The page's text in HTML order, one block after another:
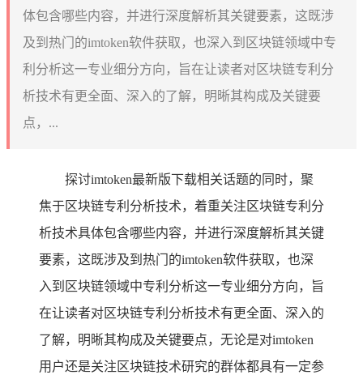
体包含哪些内容，并进行深度解析其关键要素，这既涉
及到热门的imtoken软件获取，也深入到区块链领域中专
利分析这一专业细分方向，旨在让读者对区块链专利分
析技术有更全面、深入的了解，明晰其构成及关键要
点，...
探讨imtoken最新版下载相关话题的同时，聚
焦于区块链专利分析技术，着重关注区块链专利分
析技术具体包含哪些内容，并进行深度解析其关键
要素，这既涉及到热门的imtoken软件获取，也深
入到区块链领域中专利分析这一专业细分方向，旨
在让读者对区块链专利分析技术有更全面、深入的
了解，明晰其构成及关键要点，无论是对imtoken
用户还是关注区块链技术研究的群体都具有一定参